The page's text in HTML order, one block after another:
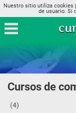
Nuestro sitio utiliza cookies
de usuario. Si
Cursos de
(4)